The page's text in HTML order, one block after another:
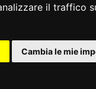
il traffico
Cambia le mie